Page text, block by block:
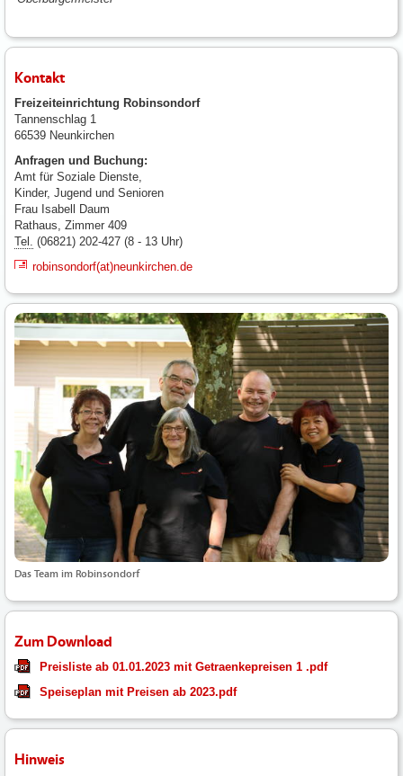
Kontakt
Freizeiteinrichtung Robinsondorf
Tannenschlag 1
66539 Neunkirchen
Anfragen und Buchung:
Amt für Soziale Dienste,
Kinder, Jugend und Senioren
Frau Isabell Daum
Rathaus, Zimmer 409
Tel. (06821) 202-427 (8 - 13 Uhr)
robinsondorf(at)neunkirchen.de
Das Team im Robinsondorf
Zum Download
Preisliste ab 01.01.2023 mit Getraenkepreisen 1 .pdf
Speiseplan mit Preisen ab 2023.pdf
Hinweis